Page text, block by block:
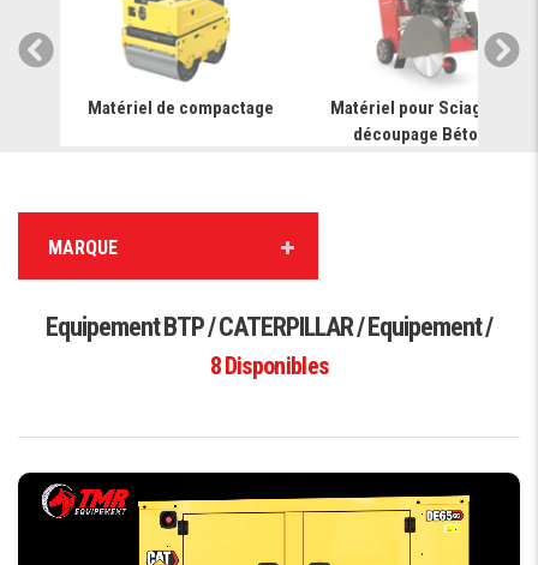
Matériel de compactage
Matériel pour Sciage et
découpage Béton
MARQUE
Equipement BTP / CATERPILLAR / Equipement /
8Disponibles